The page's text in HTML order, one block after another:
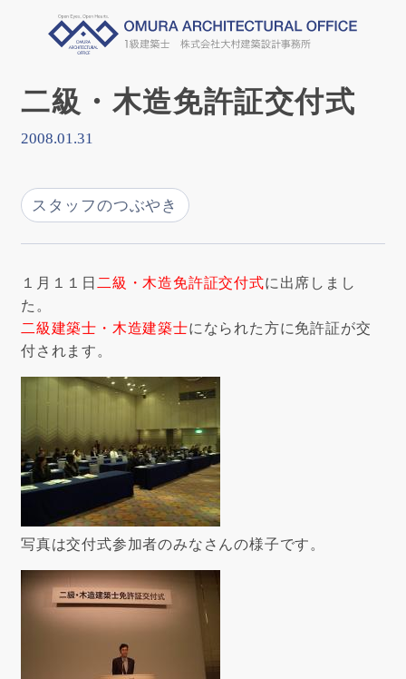
二級・木造免許証交付式
2008.01.31
スタッフのつぶやき
１月１１日 二級・木造免許証交付式に出席しまし
た。
二級建築士・木造建築士になられた方に免許証が交
付されます。
写真は交付式参加者のみなさんの様子です。